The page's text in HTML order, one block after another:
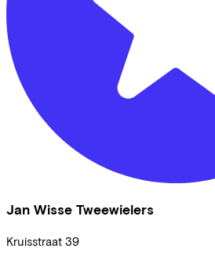
Jan Wisse Tweewielers
Kruisstraat 39